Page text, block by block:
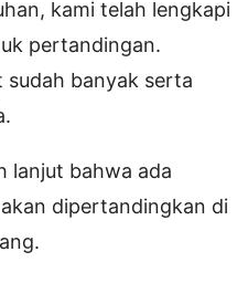
kami telah lengkapi
pertandingan.
sudah banyak serta
lanjut bahwa ada
dipertandingkan di